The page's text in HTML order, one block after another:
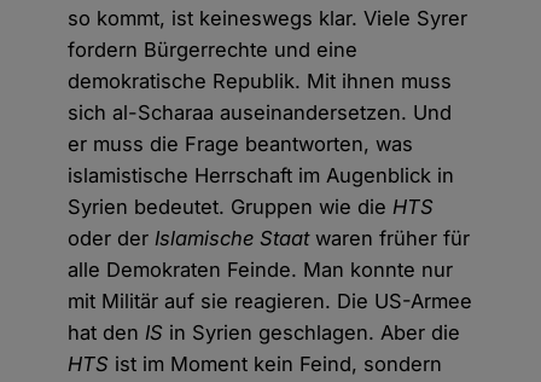
so kommt, ist keineswegs klar. Viele Syrer
fordern Bürgerrechte und eine
demokratische Republik. Mit ihnen muss
sich al-Scharaa auseinandersetzen. Und
er muss die Frage beantworten, was
islamistische Herrschaft im Augenblick in
Syrien bedeutet. Gruppen wie die HTS
oder der Islamische Staatwaren früher für
alle Demokraten Feinde. Man konnte nur
mit Militär auf sie reagieren. Die US-Armee
hat den IS in Syrien geschlagen. Aber die
HTS ist im Moment kein Feind, sondern